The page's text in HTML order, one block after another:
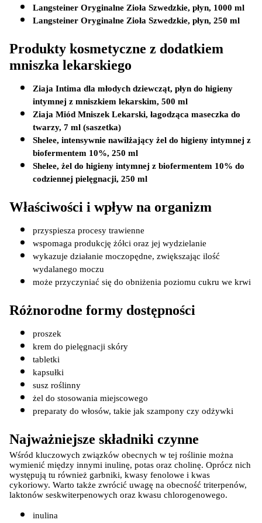
Langsteiner Oryginalne Zioła Szwedzkie, płyn, 1000 ml
Langsteiner Oryginalne Zioła Szwedzkie, płyn, 250 ml
Produkty kosmetyczne z dodatkiem
mniszka lekarskiego
Ziaja Intima dla młodych dziewcząt, płyn do higieny
intymnej z mniszkiem lekarskim, 500 ml
Ziaja Miód Mniszek Lekarski, łagodząca maseczka do
twarzy, 7 ml (saszetka)
Shelee, intensywnie nawilżający żel do higieny intymnej z
biofermentem 10%, 250 ml
Shelee, żel do higieny intymnej z biofermentem 10% do
codziennej pielęgnacji, 250 ml
Właściwości i wpływ na organizm
przyspiesza procesy trawienne
wspomaga produkcję żółci oraz jej wydzielanie
wykazuje działanie moczopędne, zwiększając ilość
wydalanego moczu
może przyczyniać się do obniżenia poziomu cukru we krwi
Różnorodne formy dostępności
proszek
krem do pielęgnacji skóry
tabletki
kapsułki
susz roślinny
żel do stosowania miejscowego
preparaty do włosów, takie jak szampony czy odżywki
Najważniejsze składniki czynne
Wśród kluczowych związków obecnych w tej roślinie można
wymienić między innymi inulinę, potas oraz cholinę. Oprócz nich
występują tu również garbniki, kwasy fenolowe i kwas
cykoriowy. Warto także zwrócić uwagę na obecność triterpenów,
laktonów seskwiterpenowych oraz kwasu chlorogenowego.
inulina